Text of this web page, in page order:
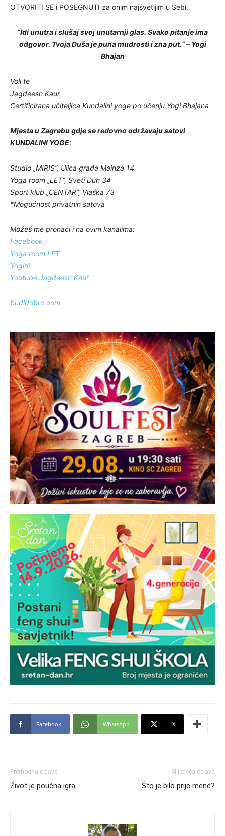
OTVORITI SE i POSEGNUTI za onim najsvetijim u Sebi.
“Idi unutra i slušaj svoj unutarnji glas. Svako pitanje ima
odgovor. Tvoja Duša je puna mudrosti i zna put.“ – Yogi
Bhajan
Voli te
Jagdeesh Kaur
Certificirana učiteljica Kundalini yoge po učenju Yogi Bhajana
Mjesta u Zagrebu gdje se redovno održavaju satovi
KUNDALINI YOGE:
Studio „MIRIS“, Ulica grada Mainza 14
Yoga room „LET“, Sveti Duh 34
Sport klub „CENTAR“, Vlaška 73
*Mogućnost privatnih satova
Možeš me pronaći i na ovim kanalima:
Facebook
Yoga room LET
Yogini
Youtube Jagdeesh Kaur
budidobro.com
Facebook WhatsApp X
Prethodna objava
Život je poučna igra
Slijedeća objava
Što je bilo prije mene?